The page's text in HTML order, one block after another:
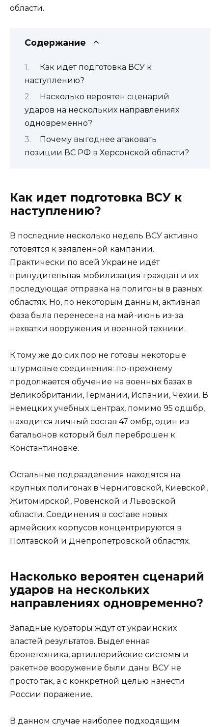
области.
Содержание
Как идет подготовка ВСУ к
наступлению?
Насколько вероятен сценарий
ударов на нескольких направлениях
одновременно?
Почему выгоднее атаковать
позиции ВС РФ в Херсонской области?
Как идет подготовка ВСУ к
наступлению?
В последние несколько недель ВСУ активно
готовятся к заявленной кампании.
Практически по всей Украине идёт
принудительная мобилизация граждан и их
последующая отправка на полигоны в разных
областях. Но, по некоторым данным, активная
фаза была перенесена на май-июнь из-за
нехватки вооружения и военной техники.
К тому же до сих пор не готовы некоторые
штурмовые соединения: по-прежнему
продолжается обучение на военных базах в
Великобритании, Германии, Испании, Чехии. В
немецких учебных центрах, помимо 95 одшбр,
находится личный состав 47 омбр, один из
батальонов который был переброшен к
Константиновке.
Остальные подразделения находятся на
крупных полигонах в Черниговской, Киевской,
Житомирской, Ровенской и Львовской
области. Соединения в составе новых
армейских корпусов концентрируются в
Полтавской и Днепропетровской областях.
Насколько вероятен сценарий
ударов на нескольких
направлениях одновременно?
Западные кураторы ждут от украинских
властей результатов. Выделенная
бронетехника, артиллерийские системы и
ракетное вооружение были даны ВСУ не
просто так, а с конкретной целью нанести
России поражение.
В данном случае наиболее подходящим